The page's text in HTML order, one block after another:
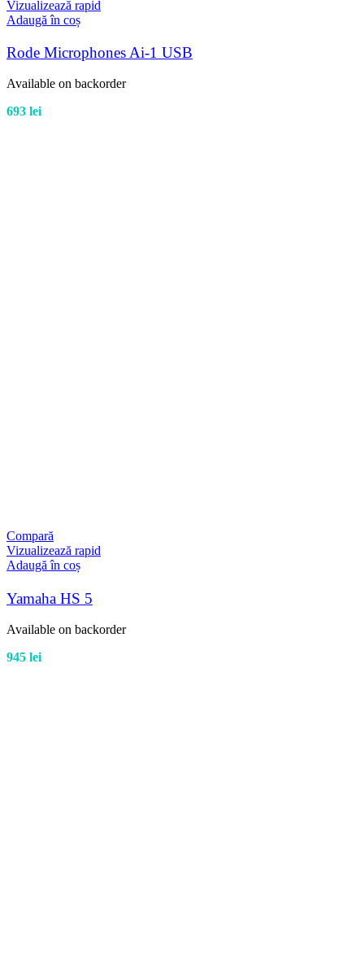
Vizualizează rapid
Adaugă în coș
Rode Microphones Ai-1 USB
Available on backorder
693 lei
Compară
Vizualizează rapid
Adaugă în coș
Yamaha HS 5
Available on backorder
945 lei